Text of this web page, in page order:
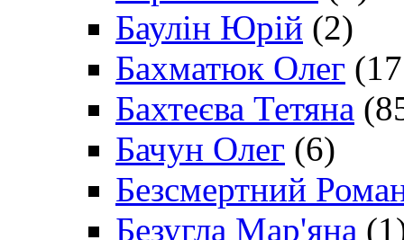
Баулін Юрій (2)
Бахматюк Олег
Бахтеєва Тетяна
Бачун Олег (6)
Безсмертний
Безугла Мар'яна